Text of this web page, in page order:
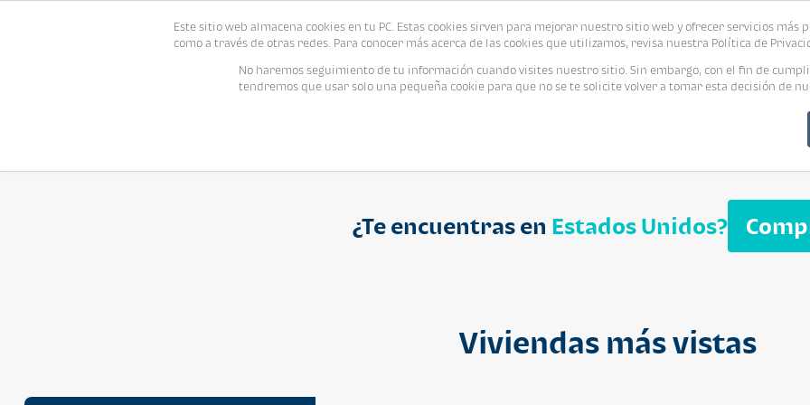
Este sitio web almacena cookies en tu PC. Estas cookies sirven para mejorar nuestro sitio web y ofrecer servicios más
como a través de otras redes. Para conocer más acerca de las cookies que utilizamos, revisa nuestra Política de
No haremos seguimiento de tu información cuando visites nuestro sitio. Sin embargo, con el fin de
tendremos que usar solo una pequeña cookie para que no se te solicite volver a tomar esta decisión de
Proyecto Modelo Inmobiliaria
¿Te encuentras en Estados Unidos?
Viviendas más vistasSegheria
Viviendas Eventos Promociones Blog